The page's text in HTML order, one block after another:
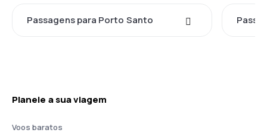
Passagens para Porto Santo
Planeie a sua viagem
Voos baratos